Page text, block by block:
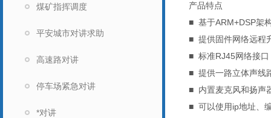
煤矿指挥调度
平安城市对讲求助
高速路对讲
停车场紧急对讲
*对讲
产品特点
■ 基于ARM+DSP架
■ 提供固件网络远程
■ 标准RJ45网络接
■ 提供一路立体声线
■ 内置麦克风和扬声
■ 可以使用ip地址、